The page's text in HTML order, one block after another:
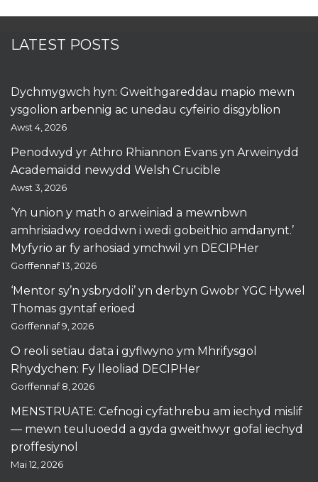
LATEST POSTS
Dychmygwch hyn: Gweithgareddau mapio mewn
ysgolion arbennig ac unedau cyfeirio disgyblion
Awst 4, 2026
Penodwyd yr Athro Rhiannon Evans yn Arweinydd
Academaidd newydd Welsh Crucible
Awst 3, 2026
‘Yn union y math o arweiniad a mewnbwn
amhrisiadwy roeddwn i wedi gobeithio amdanynt.’
Myfyrio ar fy arhosiad ymchwil yn DECIPHer
Gorffennaf 13, 2026
‘Mentor sy’n ysbrydoli’ yn derbyn Gwobr YGC Hywel
Thomas gyntaf erioed
Gorffennaf 9, 2026
O reoli setiau data i gyflwyno ym Mhrifysgol
Rhydychen: Fy lleoliad DECIPHer
Gorffennaf 8, 2026
MENSTRUATE: Cefnogi cyfathrebu am iechyd mislif
— mewn teuluoedd a gyda gweithwyr gofal iechyd
proffesiynol
Mai 12, 2026